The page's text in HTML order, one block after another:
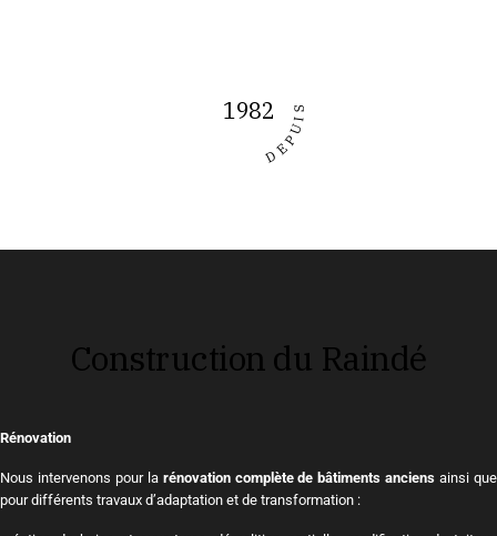
1982DEPUIS
Construction du Raindé
Rénovation
Nous intervenons pour la rénovation complète de bâtiments anciens ainsi que
pour différents travaux d’adaptation et de transformation :